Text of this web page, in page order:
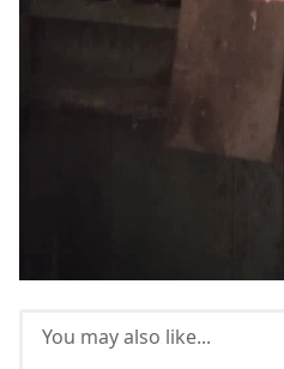
You may also like...